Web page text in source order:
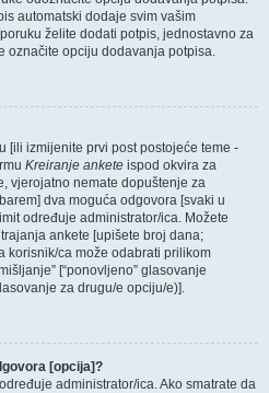
automatski dodaje svim vašim
želite dodati potpis, jednostavno za
označite opciju dodavanja potpisa.
[ili izmijenite prvi post postojeće teme -
Kreiranje ankete ispod okvira za
vjerojatno nemate dopuštenje za
dva moguća odgovora [svaki u
određuje administrator/ica. Možete
ankete [upišete broj dana;
korisnik/ca može odabrati prilikom
[“ponovljeno” glasovanje
za drugu/e opciju/e)].
[opcija]?
administrator/ica. Ako smatrate da